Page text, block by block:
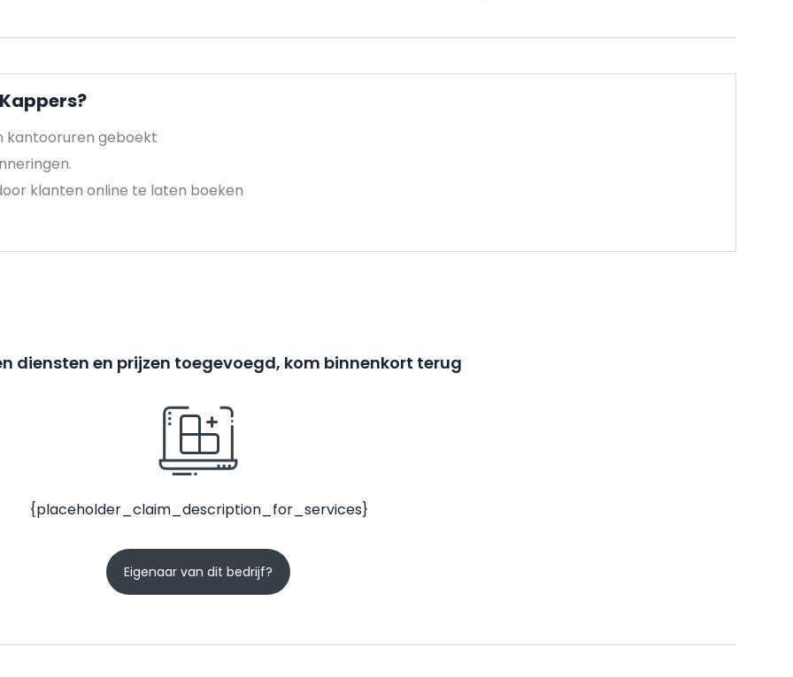
kantooruren geboekt
klanten online te laten boeken
diensten en prijzen toegevoegd, kom binnenkort terug
{placeholder_claim_description_for_services}
Eigenaar van dit bedrijf?